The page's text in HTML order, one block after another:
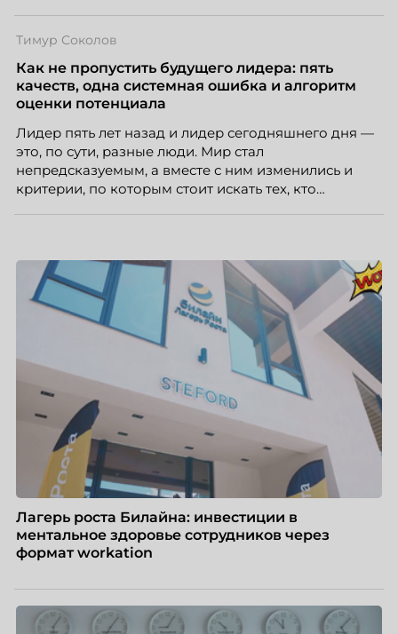
благодарности и публичного признания.
Тимур Соколов
Как не пропустить будущего лидера: пять
качеств, одна системная ошибка и алгоритм
оценки потенциала
Лидер пять лет назад и лидер сегодняшнего дня —
это, по сути, разные люди. Мир стал
непредсказуемым, а вместе с ним изменились и
критерии, по которым стоит искать тех, кто
системы оценки часто упускают самых талантливых
людей и как выявить лидерский потенциал ещё до
того, как он проявится в цифрах KPI, рассказывает
Тимур Соколов, ключевой эксперт по
стратегическому развитию и формированию
культуры лидерства в организациях.
Лагерь роста Билайна: инвестиции в
ментальное здоровье сотрудников через
формат workation